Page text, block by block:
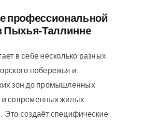
профессиональной
Пыхья‑Таллинне
в себе несколько разных
побережья и
зон до промышленных
и современных жилых
Это создаёт специфические